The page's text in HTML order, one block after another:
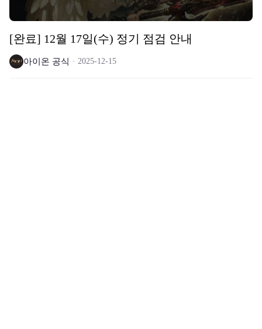
[완료] 12월 17일(수) 정기 점검 안내
아이온 공식 2025-12-15